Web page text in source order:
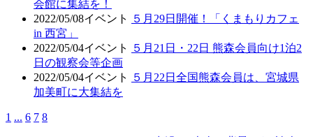
会館に集結を！
2022/05/08イベント
５月29日開催！「くまもりカフェ
in 西宮」
2022/05/04イベント
５月21日・22日 熊森会員向け1泊2
日の観察会等企画
2022/05/04イベント
５月22日全国熊森会員は、宮城県
加美町に大集結を
1 ... 6 7 8